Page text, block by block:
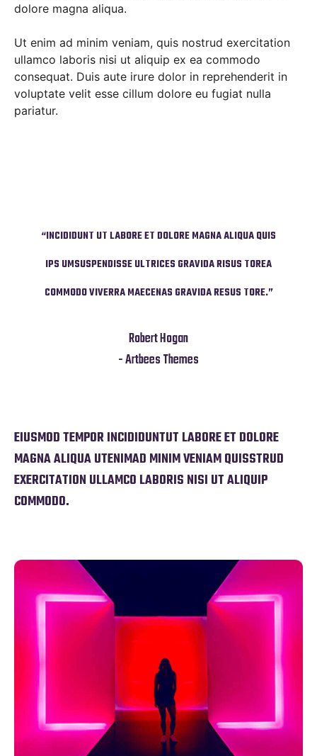
dolore magna aliqua.
Ut enim ad minim veniam, quis nostrud exercitation
ullamco laboris nisi ut aliquip ex ea commodo
consequat. Duis aute irure dolor in reprehenderit in
voluptate velit esse cillum dolore eu fugiat nulla
pariatur.
“INCIDIDUNT UT LABORE ET DOLORE MAGNA ALIQUA QUIS
IPS UMSUSPENDISSE ULTRICES GRAVIDA RISUS TOREA
COMMODO VIVERRA MAECENAS GRAVIDA RESUS TORE.”
Robert Hogan
- Artbees Themes
EIUSMOD TEMPOR INCIDIDUNTUT LABORE ET DOLORE
MAGNA ALIQUA UTENIMAD MINIM VENIAM QUISSTRUD
EXERCITATION ULLAMCO LABORIS NISI UT ALIQUIP
COMMODO.